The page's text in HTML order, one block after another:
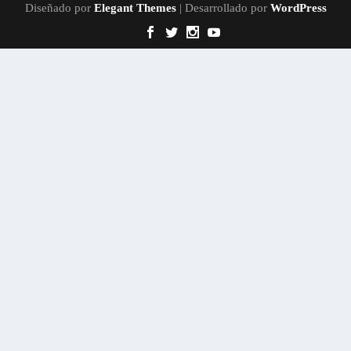
Diseñado por Elegant Themes| Desarrollado por WordPress